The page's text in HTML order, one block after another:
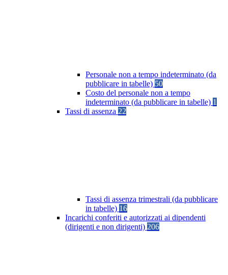
Personale non a tempo indeterminato (da
pubblicare in tabelle) 50
Costo del personale non a tempo
indeterminato (da pubblicare in tabelle) 1
Tassi di assenza 22
Tassi di assenza trimestrali (da pubblicare
in tabelle) 16
Incarichi conferiti e autorizzati ai dipendenti
(dirigenti e non dirigenti) 206